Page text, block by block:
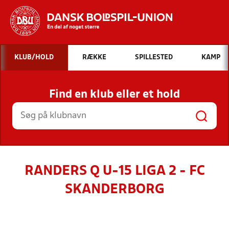
Hvad vil du søge efter?
INDHOLD OG NYHEDER
STILLINGER, RESULTATER, KLUBBER OG
HOLD
KLUB/HOLD RÆKKE SPILLESTED KAMP
Find en klub eller et hold
RANDERS Q U-15 LIGA 2 - FC
SKANDERBORG